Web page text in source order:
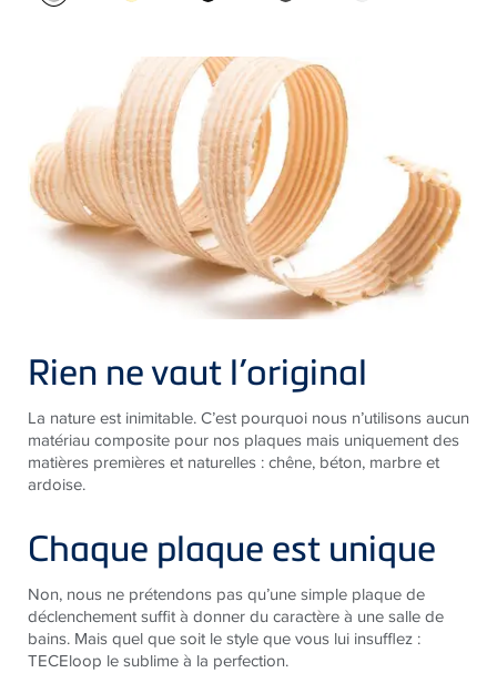
Rien ne vaut l’original
La nature est inimitable. C’est pourquoi nous n’utilisons aucun
matériau composite pour nos plaques mais uniquement des
matières premières et naturelles : chêne, béton, marbre et
ardoise.
Chaque plaque est unique
Non, nous ne prétendons pas qu’une simple plaque de
déclenchement suffit à donner du caractère à une salle de
bains. Mais quel que soit le style que vous lui insufflez :
TECEloop le sublime à la perfection.